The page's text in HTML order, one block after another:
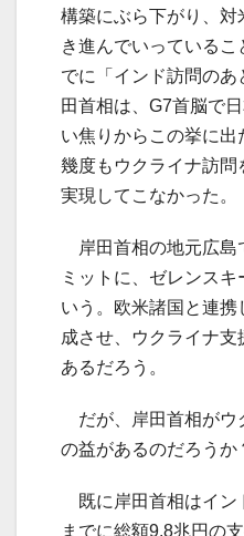
構築にぶら下がり、対
き進んでいっている
でに「インド訪問の
田首相は、G7首脳で
い焦りからこの挙に出
幾度もウクライナ訪問
実現してこなかった。
岸田首相の地元広島
ミットに、ゼレンス
いう。欧米諸国と連
成させ、ウクライナ
あるだろう。
だが、岸田首相がウ
の益があるのだろうか
既に岸田首相はイン
までに総額9.8兆円の